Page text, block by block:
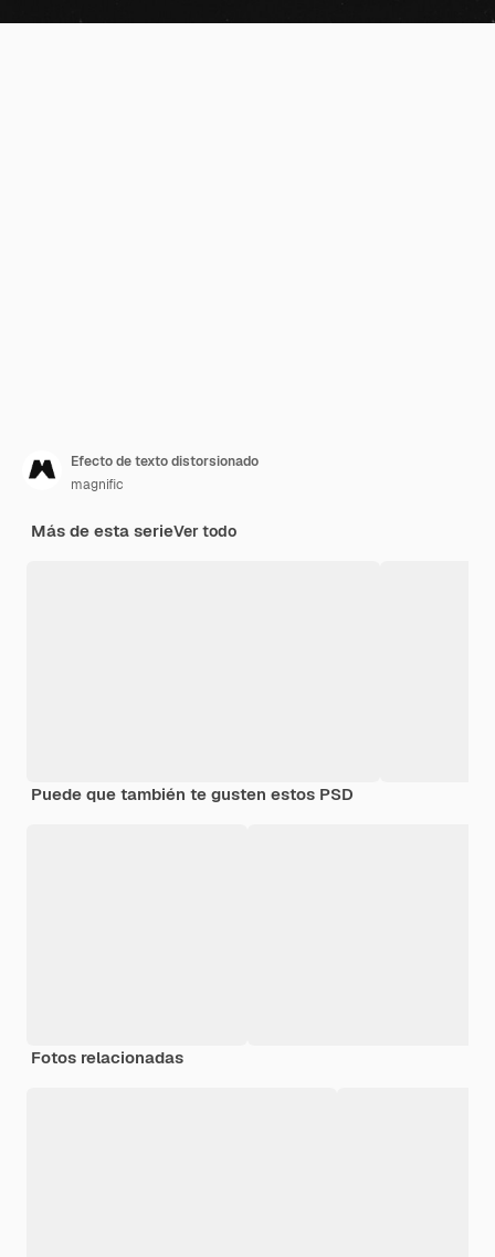
Efecto de texto distorsionado
magnific
Más de esta serieVer todo
Puede que también te gusten estos PSD
Fotos relacionadas